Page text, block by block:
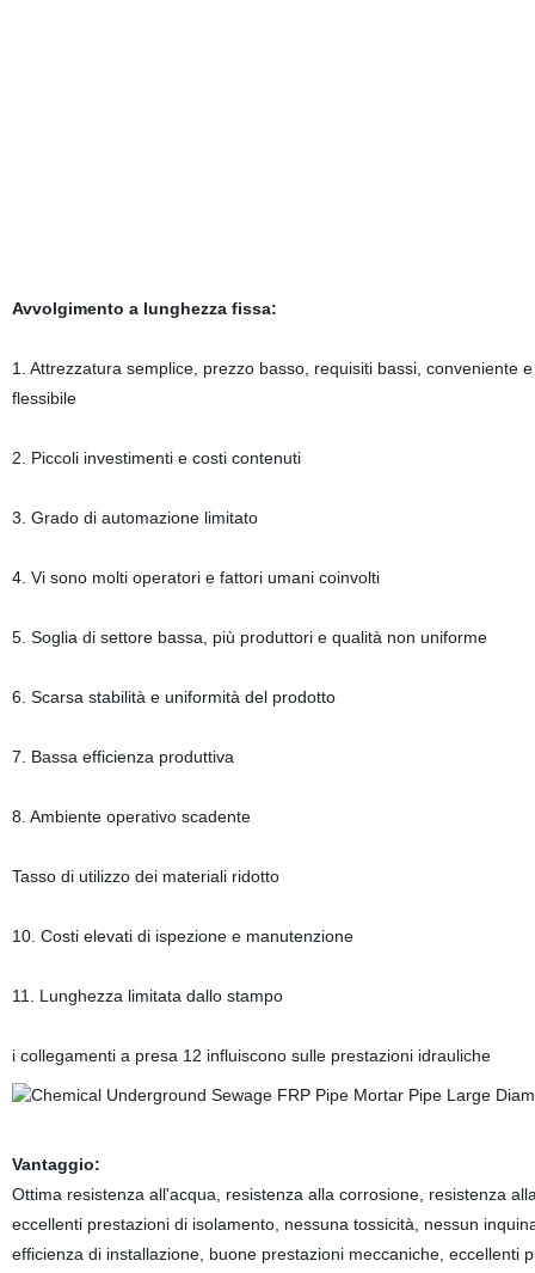
Avvolgimento a lunghezza fissa:
1. Attrezzatura semplice, prezzo basso, requisiti bassi, conveniente e
flessibile
2. Piccoli investimenti e costi contenuti
3. Grado di automazione limitato
4. Vi sono molti operatori e fattori umani coinvolti
5. Soglia di settore bassa, più produttori e qualità non uniforme
6. Scarsa stabilità e uniformità del prodotto
7. Bassa efficienza produttiva
8. Ambiente operativo scadente
Tasso di utilizzo dei materiali ridotto
10. Costi elevati di ispezione e manutenzione
11. Lunghezza limitata dallo stampo
i collegamenti a presa 12 influiscono sulle prestazioni idrauliche
Vantaggio:
Ottima resistenza all'acqua, resistenza alla corrosione, resistenza
eccellenti prestazioni di isolamento, nessuna tossicità, nessun
efficienza di installazione, buone prestazioni meccaniche,